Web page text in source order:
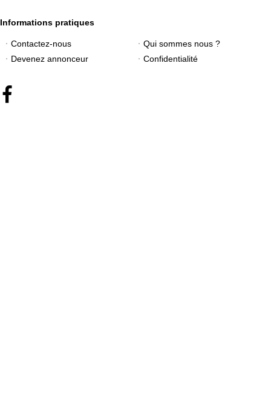
Informations pratiques
Contactez-nous
Qui sommes nous ?
Devenez annonceur
Confidentialité